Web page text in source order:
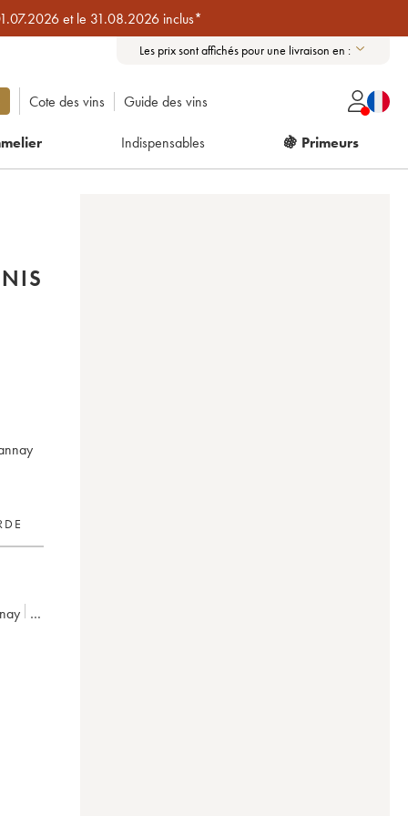
et le 31.08.2026 inclus*
Les prix sont affichés pour une livraison en :
Cote des vins Guide des vins
Indispensables 🍇 Primeurs